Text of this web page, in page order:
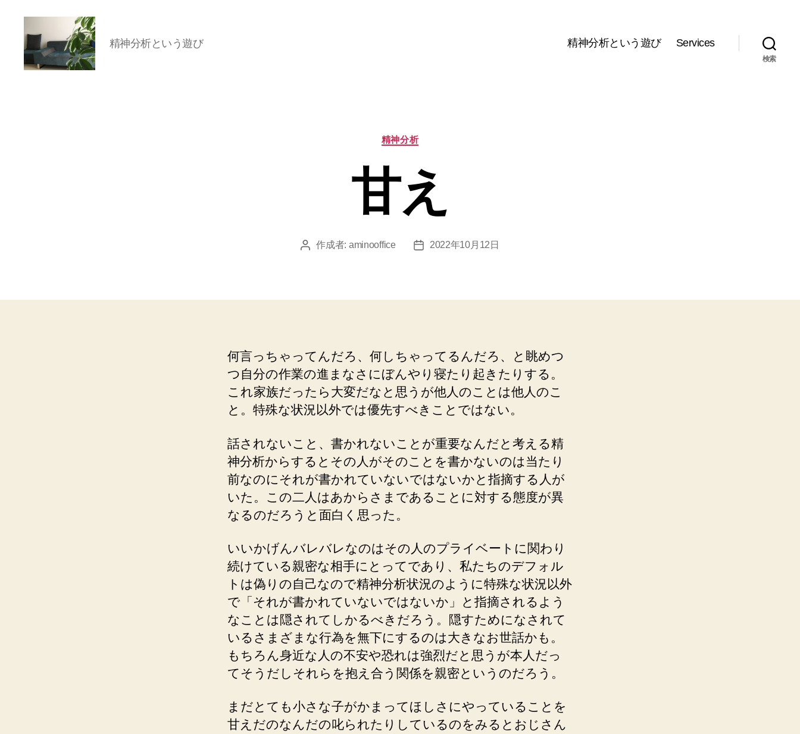
精神分析という遊び 精神分析という遊び Services
検索
カ
テ
リ
ー
精神分析
甘え
投 作成者: aminooffice
投
2022年10月12日
何言っちゃってんだろ、何しちゃってるんだろ、と眺めつ
つ自分の作業の進まなさにぼんやり寝たり起きたりする。
これ家族だったら大変だなと思うが他人のことは他人のこ
と。特殊な状況以外では優先すべきことではない。
話されないこと、書かれないことが重要なんだと考える精
神分析からするとその人がそのことを書かないのは当たり
前なのにそれが書かれていないではないかと指摘する人が
いた。この二人はあからさまであることに対する態度が異
なるのだろうと面白く思った。
いいかげんバレバレなのはその人のプライベートに関わり
続けている親密な相手にとってであり、私たちのデフォル
トは偽りの自己なので精神分析状況のように特殊な状況以外
で「それが書かれていないではないか」と指摘されるよう
なことは隠されてしかるべきだろう。隠すためになされて
いるさまざまな行為を無下にするのは大きなお世話かも。
もちろん身近な人の不安や恐れは強烈だと思うが本人だっ
てそうだしそれらを抱え合う関係を親密というのだろう。
まだとても小さな子がかまってほしさにやっていることを
甘えだのなんだの叱られたりしているのをみるとおじさん